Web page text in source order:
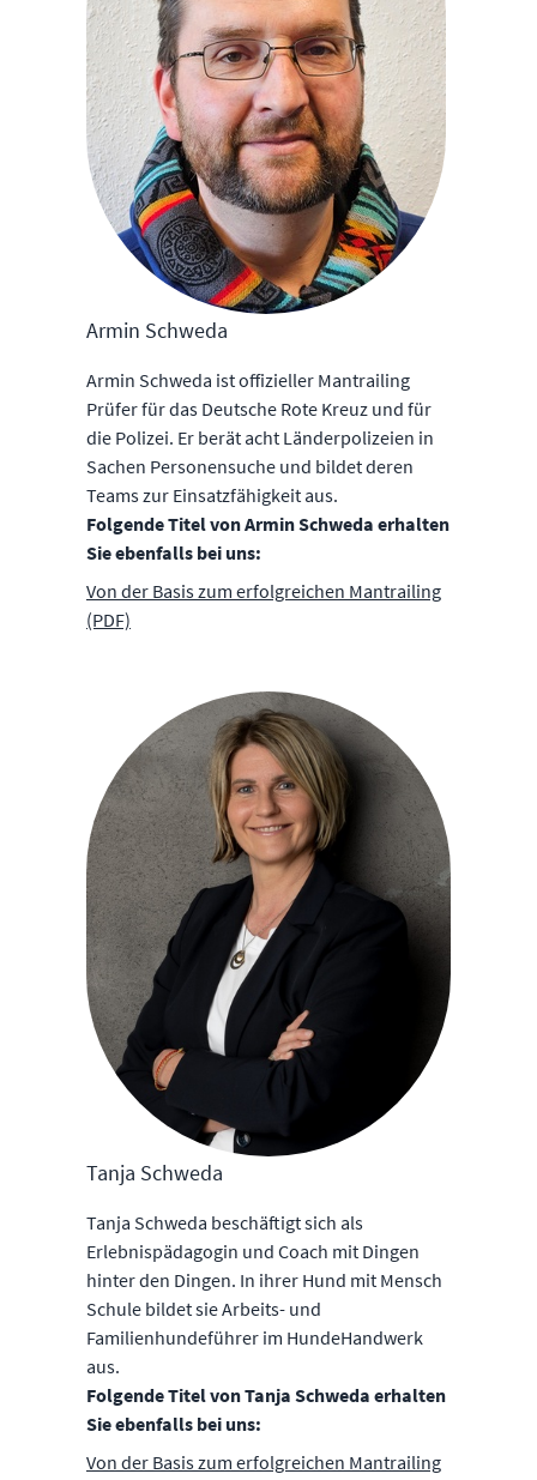
Armin Schweda
Armin Schweda ist offizieller Mantrailing
Prüfer für das Deutsche Rote Kreuz und für
die Polizei. Er berät acht Länderpolizeien in
Sachen Personensuche und bildet deren
Teams zur Einsatzfähigkeit aus.
Folgende Titel von Armin Schweda erhalten
Sie ebenfalls bei uns:
Von der Basis zum erfolgreichen Mantrailing
(PDF)
Tanja Schweda
Tanja Schweda beschäftigt sich als
Erlebnispädagogin und Coach mit Dingen
hinter den Dingen. In ihrer Hund mit Mensch
Schule bildet sie Arbeits- und
Familienhundeführer im HundeHandwerk
aus.
Folgende Titel von Tanja Schweda erhalten
Sie ebenfalls bei uns:
Von der Basis zum erfolgreichen Mantrailing